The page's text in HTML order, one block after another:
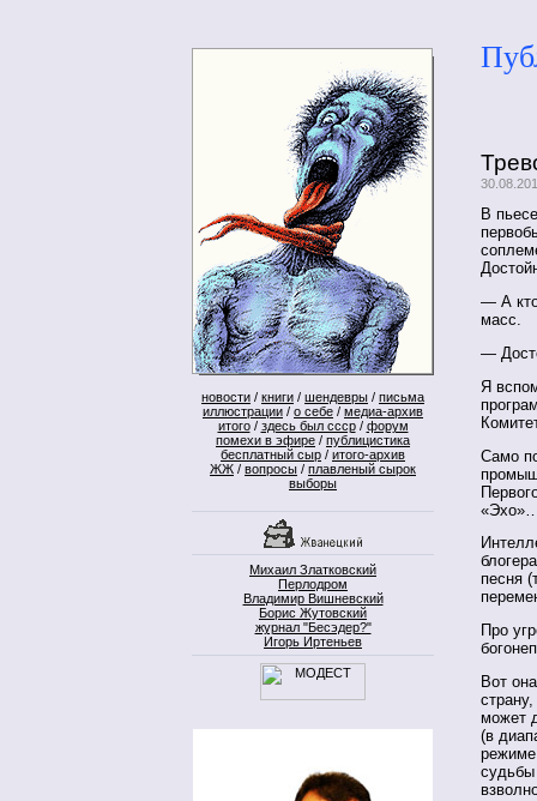
новости / книги / шендевры / письма
иллюстрации / о себе / медиа-архив
итого/ здесь был ссср/ форум
помехи в эфире / публицистика
бесплатный сыр / итого-архив
ЖЖ / вопросы / плавленый сырок
выборы
Михаил Златковский
Перлодром
Владимир Вишневский
Борис Жутовский
журнал "Бесэдер?"
Игорь Иртеньев
В
— А
масс.
—
Я
Само
песня
Про
Вот
может
(в
режиме
судьбы